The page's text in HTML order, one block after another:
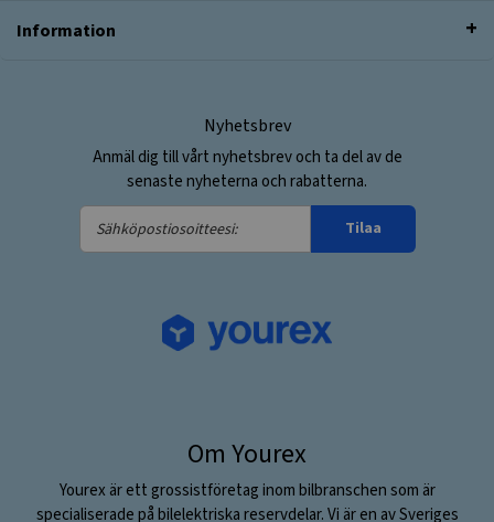
Information
Nyhetsbrev
Anmäl dig till vårt nyhetsbrev och ta del av de
senaste nyheterna och rabatterna.
Sähköpostiosoitteesi:
Tilaa
Om Yourex
Yourex är ett grossistföretag inom bilbranschen som är
specialiserade på bilelektriska reservdelar. Vi är en av Sveriges